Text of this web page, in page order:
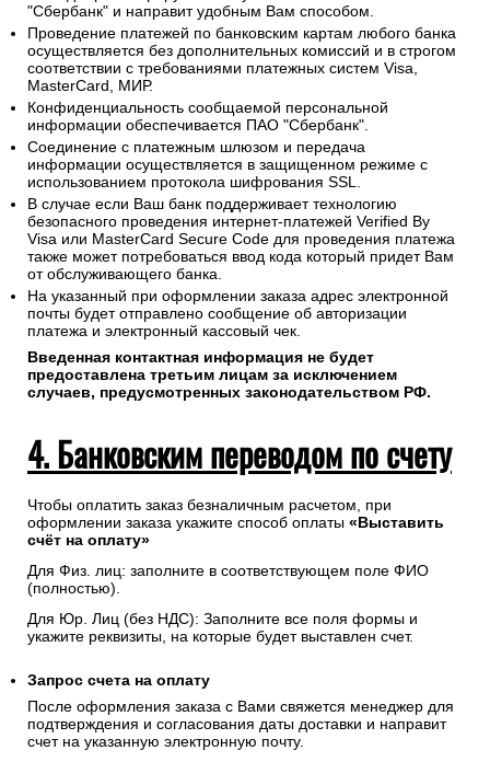
"Сбербанк" и направит удобным Вам способом.
Проведение платежей по банковским картам любого банка
осуществляется без дополнительных комиссий и в строгом
соответствии с требованиями платежных систем Visa,
MasterCard, МИР.
Конфиденциальность сообщаемой персональной
информации обеспечивается ПАО "Сбербанк".
Соединение с платежным шлюзом и передача
информации осуществляется в защищенном режиме с
использованием протокола шифрования SSL.
В случае если Ваш банк поддерживает технологию
безопасного проведения интернет-платежей Verified By
Visa или MasterCard Secure Code для проведения платежа
также может потребоваться ввод кода который придет Вам
от обслуживающего банка.
На указанный при оформлении заказа адрес электронной
почты будет отправлено сообщение об авторизации
платежа и электронный кассовый чек.
Введенная контактная информация не будет
предоставлена третьим лицам за исключением
случаев, предусмотренных законодательством РФ.
4. Банковским переводом по счету
Чтобы оплатить заказ безналичным расчетом, при
оформлении заказа укажите способ оплаты «Выставить
счёт на оплату»
Для Физ. лиц: заполните в соответствующем поле ФИО
(полностью).
Для Юр. Лиц (без НДС): Заполните все поля формы и
укажите реквизиты, на которые будет выставлен счет.
Запрос счета на оплату
После оформления заказа с Вами свяжется менеджер для
подтверждения и согласования даты доставки и направит
счет на указанную электронную почту.